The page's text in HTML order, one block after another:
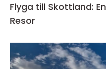
Flyga till Skottland:
Resor